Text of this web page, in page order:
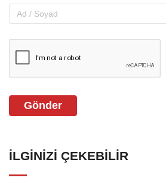
Gönder
İLGINIZI ÇEKEBILIR